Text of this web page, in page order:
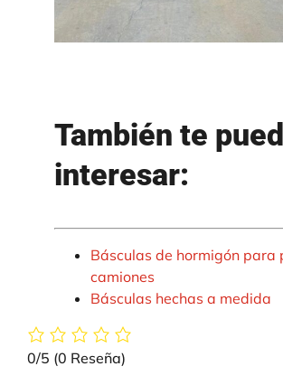
También te
interesar:
Básculas de hormigón para
camiones
Básculas hechas a medida
0/5 (0 Reseña)